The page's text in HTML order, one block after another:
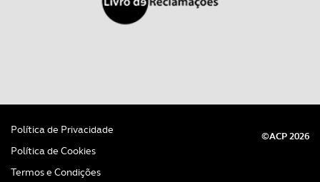
Política de Privacidade
Política de Cookies
Termos e Condições
©ACP 2026